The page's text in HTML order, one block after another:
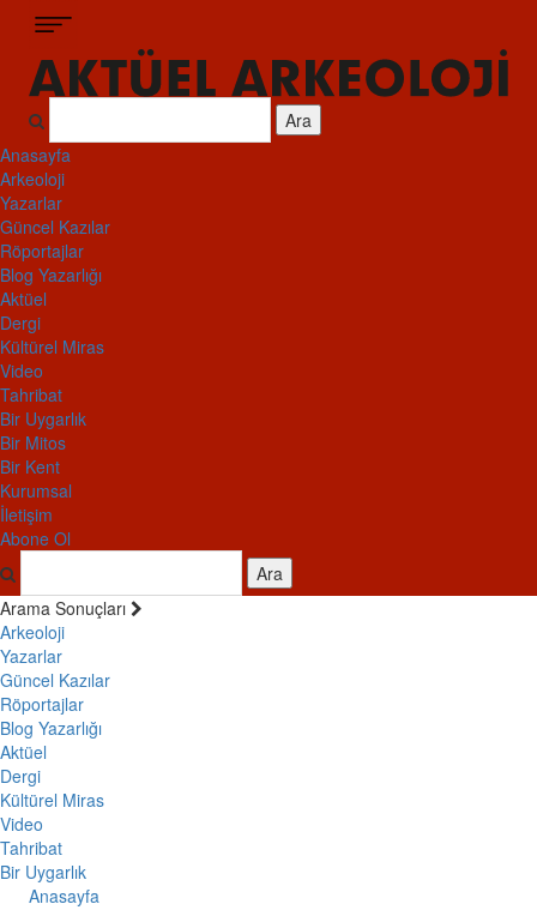
Ara
Anasayfa
Arkeoloji
Yazarlar
Güncel Kazılar
Röportajlar
Blog Yazarlığı
Aktüel
Dergi
Kültürel Miras
Video
Tahribat
Bir Uygarlık
Bir Mitos
Bir Kent
Kurumsal
İletişim
Abone Ol
Ara
Arama Sonuçları
Arkeoloji
Yazarlar
Güncel Kazılar
Röportajlar
Blog Yazarlığı
Aktüel
Dergi
Kültürel Miras
Video
Tahribat
Bir Uygarlık
Anasayfa